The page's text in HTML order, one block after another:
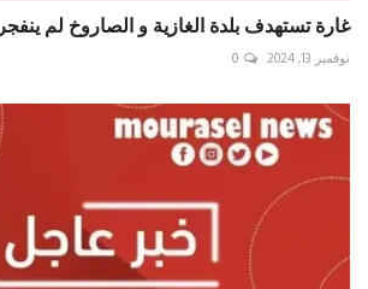
غارة تستهدف بلدة الغازية و الصاروخ لم ينفجر
نوفمبر 13, 2024 0